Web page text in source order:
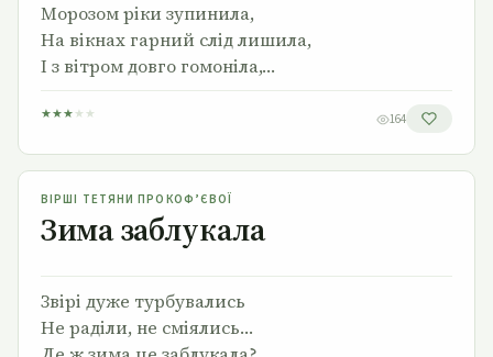
Морозом ріки зупинила,
На вікнах гарний слід лишила,
І з вітром довго гомоніла,…
★★★ ★ ★ 164
Зима заблукала
ВІРШІ ТЕТЯНИ ПРОКОФ’ЄВОЇ
Зима заблукала
Звірі дуже турбувались
Не раділи, не сміялись…